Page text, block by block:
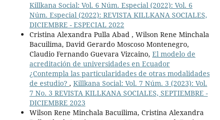
Killkana Social: Vol. 6 Núm. Especial (2022): Vol. 6
Núm. Especial (2022): REVISTA KILLKANA SOCIALES,
DICIEMBRE - ESPECIAL 2022
Cristina Alexandra Pulla Abad , Wilson Rene Minchala
Bacuilima, David Gerardo Moscoso Montenegro,
Claudio Fernando Guevara Vizcaino, El modelo de
acreditación de universidades en Ecuador
¿Contempla las particularidades de otras modalidades
de estudio? , Killkana Social: Vol. 7 Núm. 3 (2023): Vol.
7 No. 3 REVISTA KILLKANA SOCIALES, SEPTIEMBRE -
DICIEMBRE 2023
Wilson Rene Minchala Bacuilima, Cristina Alexandra